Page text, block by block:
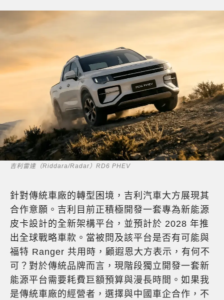
吉利雷達（Riddara/Radar）RD6 PHEV
針對傳統車廠的轉型困境，吉利汽車大方展現其
合作意願。吉利目前正積極開發一套專為新能源
皮卡設計的全新架構平台，並預計於 2028 年推
出全球戰略車款。當被問及該平台是否有可能與
福特 Ranger 共用時，顧遐恩大方表示，有何不
可？對於傳統品牌而言，現階段獨立開發一套新
能源平台需要耗費巨額預算與漫長時間。如果我
是傳統車廠的經營者，選擇與中國車企合作，不